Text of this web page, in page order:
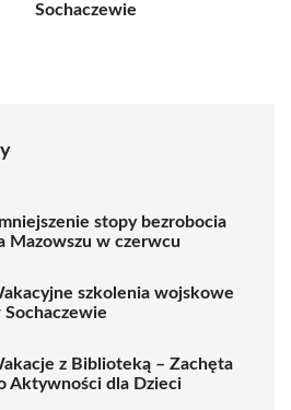
Sochaczewie
stopy bezrobocia
Mazowszu w czerwcu
szkolenia wojskowe
Sochaczewie
z Biblioteką – Zachęta
Aktywności dla Dzieci